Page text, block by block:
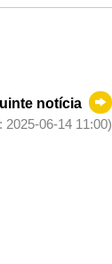
notícia
06-14 11:00)